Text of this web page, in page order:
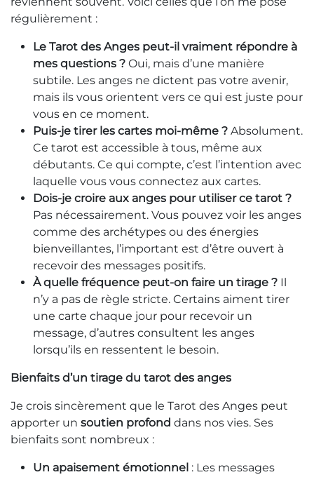
régulièrement :
Le Tarot des Anges peut-il vraiment répondre à
mes questions ? Oui, mais d’une manière
subtile. Les anges ne dictent pas votre avenir,
mais ils vous orientent vers ce qui est juste pour
vous en ce moment.
Puis-je tirer les cartes moi-même ? Absolument.
Ce tarot est accessible à tous, même aux
débutants. Ce qui compte, c’est l’intention avec
laquelle vous vous connectez aux cartes.
Dois-je croire aux anges pour utiliser ce tarot ?
Pas nécessairement. Vous pouvez voir les anges
comme des archétypes ou des énergies
bienveillantes, l’important est d’être ouvert à
recevoir des messages positifs.
À quelle fréquence peut-on faire un tirage ? Il
n’y a pas de règle stricte. Certains aiment tirer
une carte chaque jour pour recevoir un
message, d’autres consultent les anges
lorsqu’ils en ressentent le besoin.
Bienfaits d’un tirage du tarot des anges
Je crois sincèrement que le Tarot des Anges peut
apporter un soutien profond dans nos vies. Ses
bienfaits sont nombreux :
Un apaisement émotionnel : Les messages